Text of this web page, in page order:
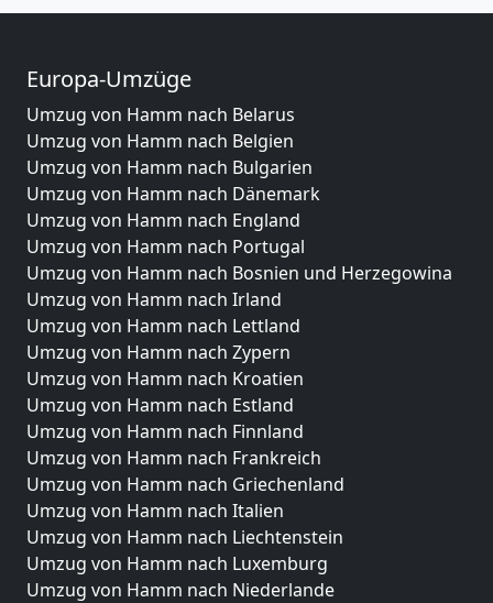
Europa-Umzüge
Umzug von Hamm nach Belarus
Umzug von Hamm nach Belgien
Umzug von Hamm nach Bulgarien
Umzug von Hamm nach Dänemark
Umzug von Hamm nach England
Umzug von Hamm nach Portugal
Umzug von Hamm nach Bosnien und Herzegowina
Umzug von Hamm nach Irland
Umzug von Hamm nach Lettland
Umzug von Hamm nach Zypern
Umzug von Hamm nach Kroatien
Umzug von Hamm nach Estland
Umzug von Hamm nach Finnland
Umzug von Hamm nach Frankreich
Umzug von Hamm nach Griechenland
Umzug von Hamm nach Italien
Umzug von Hamm nach Liechtenstein
Umzug von Hamm nach Luxemburg
Umzug von Hamm nach Niederlande